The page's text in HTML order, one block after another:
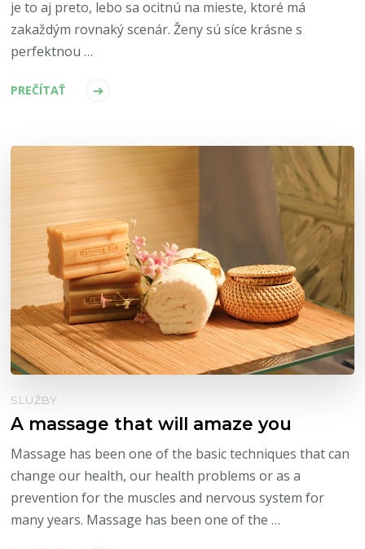
je to aj preto, lebo sa ocitnú na mieste, ktoré má
zakaždým rovnaký scenár. Ženy sú síce krásne s
perfektnou …
PREČÍTAŤ
SLUŽBY
A massage that will amaze you
Massage has been one of the basic techniques that can
change our health, our health problems or as a
prevention for the muscles and nervous system for
many years. Massage has been one of the …